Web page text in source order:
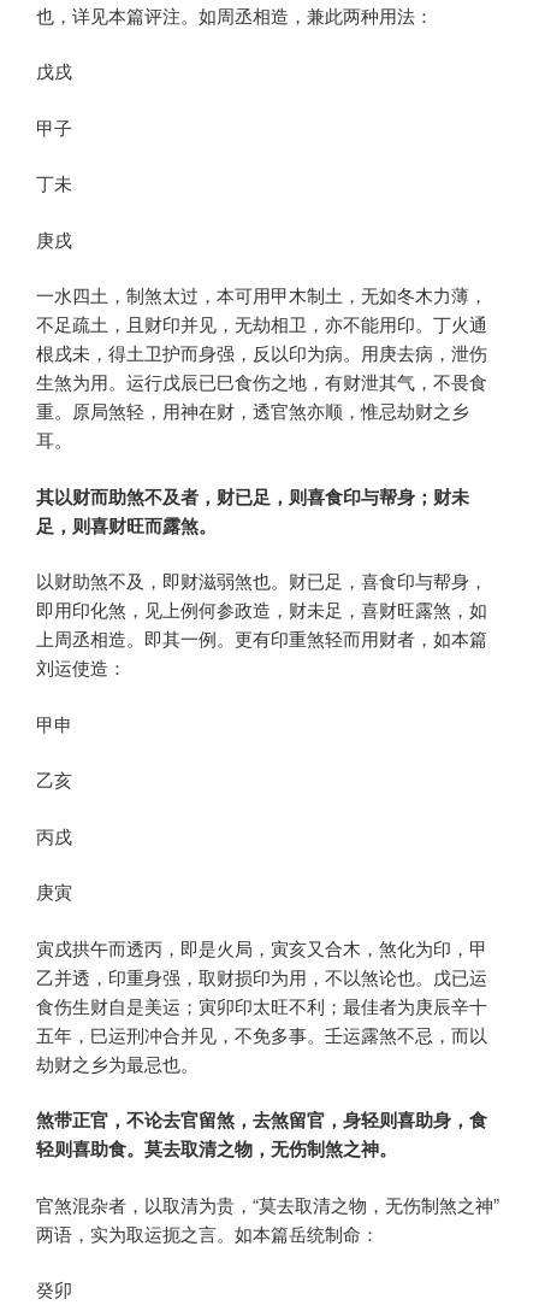
也，详见本篇评注。如周丞相造，兼此两种用法：
戊戌
甲子
丁未
庚戌
一水四土，制煞太过，本可用甲木制土，无如冬木力薄，
不足疏土，且财印并见，无劫相卫，亦不能用印。丁火通
根戌未，得土卫护而身强，反以印为病。用庚去病，泄伤
生煞为用。运行戊辰已巳食伤之地，有财泄其气，不畏食
重。原局煞轻，用神在财，透官煞亦顺，惟忌劫财之乡
耳。
其以财而助煞不及者，财已足，则喜食印与帮身；财未
足，则喜财旺而露煞。
以财助煞不及，即财滋弱煞也。财已足，喜食印与帮身，
即用印化煞，见上例何参政造，财未足，喜财旺露煞，如
上周丞相造。即其一例。更有印重煞轻而用财者，如本篇
刘运使造：
甲申
乙亥
丙戌
庚寅
寅戌拱午而透丙，即是火局，寅亥又合木，煞化为印，甲
乙并透，印重身强，取财损印为用，不以煞论也。戊已运
食伤生财自是美运；寅卯印太旺不利；最佳者为庚辰辛十
五年，巳运刑冲合并见，不免多事。壬运露煞不忌，而以
劫财之乡为最忌也。
煞带正官，不论去官留煞，去煞留官，身轻则喜助身，食
轻则喜助食。莫去取清之物，无伤制煞之神。
官煞混杂者，以取清为贵，“莫去取清之物，无伤制煞之神”
两语，实为取运扼之言。如本篇岳统制命：
癸卯